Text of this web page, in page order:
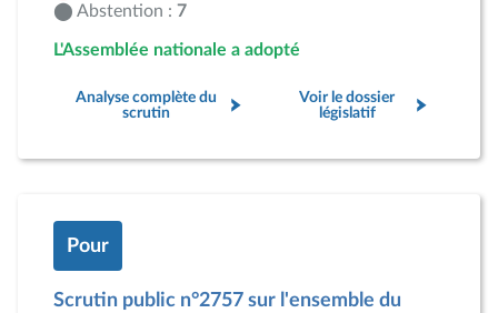
Abstention : 7
L'Assemblée nationale a adopté
Analyse complète du
scrutin
Voir le dossier
législatif
Pour
Scrutin public n°2757 sur l'ensemble du